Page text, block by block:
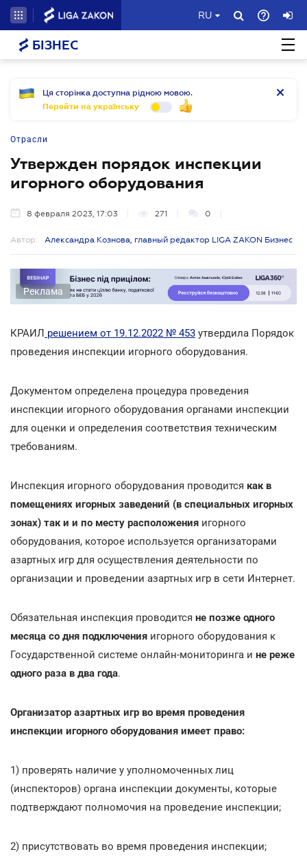
RU
БІЗНЕС
Ця сторінка доступна рідною мовою.
Перейти на українську
Отрасли
Утвержден порядок инспекции
игорного оборудования
8 февраля 2023, 17:03 271 0
Автор: Александра Кознова, главный редактор LIGA ZAKON Бизнес
Реклама
КРАИЛ решением от 19.12.2022 № 453 утвердила Порядок
проведения инспекции игорного оборудования.
Документом определена процедура проведения
инспекции игорного оборудования органами инспекции
для оценки и определения соответствия техническим
требованиям.
Инспекция игорного оборудования проводится как в
помещениях игорных заведений (в специальных игорных
зонах) так и и по месту расположения игорного
оборудования, которое используется организаторами
азартных игр для осуществления деятельности по
организации и проведении азартных игр в сети Интернет.
Обязательная инспекция проводится не позже одного
месяца со дня подключения игорного оборудования к
Государственной системе онлайн-мониторинга и не реже
одного раза в два года.
Организатор азартных игр во время проведения
инспекции игорного оборудования имеет право:
1) проверять наличие у уполномоченных лиц
(инспекторов) органа инспекции документы, которые
подтверждают полномочия на проведение инспекции;
2) присутствовать во время проведения инспекции;